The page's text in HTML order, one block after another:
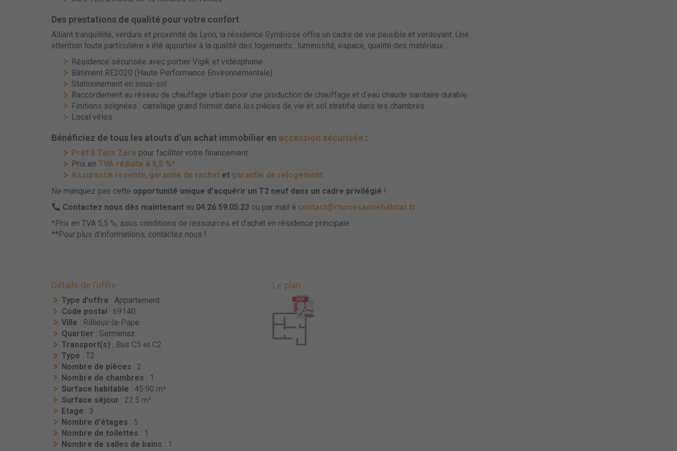
Des prestations de qualité pour votre confort
Alliant tranquillité, verdure et proximité de Lyon, la résidence Symbiose offre un cadre de vie paisible et verdoyant. Une
attention toute particulière a été apportée à la qualité des logements : luminosité, espace, qualité des matériaux…
Résidence sécurisée avec portier Vigik et vidéophone
Bâtiment RE2020 (Haute Performance Environnementale)
Stationnement en sous-sol
Raccordement au réseau de chauffage urbain pour une production de chauffage et d’eau chaude sanitaire durable
Finitions soignées : carrelage grand format dans les pièces de vie et sol stratifié dans les chambres
Local vélos
Bénéficiez de tous les atouts d’un achat immobilier en accession sécurisée :
Prêt à Taux Zéro pour faciliter votre financement
Prix en TVA réduite à 5,5 %*
Assurance revente, garantie de rachat et garantie de relogement
Ne manquez pas cette opportunité unique d’acquérir un T2 neuf dans un cadre privilégié !
Contactez nous dès maintenant au 04.26.59.05.23 ou par mail à contact@rhonesaonehabitat.fr
*Prix en TVA 5,5 %, sous conditions de ressources et d’achat en résidence principale.
**Pour plus d’informations, contactez nous !
Détails de l'offre
Type d'offre : Appartement
Code postal : 69140
Ville : Rillieux-la-Pape
Quartier : Sermenaz
Transport(s) : Bus C5 et C2
Type : T2
Nombre de pièces : 2
Nombre de chambres : 1
Surface habitable : 45.90 m²
Surface séjour : 22.5 m²
Etage : 3
Nombre d'étages : 5
Nombre de toilettes : 1
Nombre de salles de bains : 1
Le plan